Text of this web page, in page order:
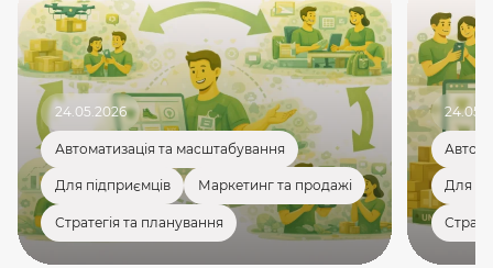
24.05.2026
Автоматизація та масштабування
Для підприємців Маркетинг та продажі
Стратегія та планування
Для